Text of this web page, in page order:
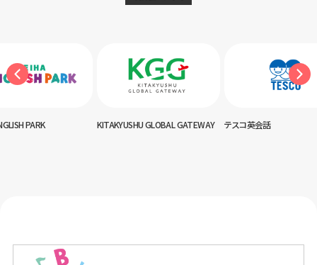
PARK KITAKYUSHU GLOBAL GATEWAY テスコ英会話